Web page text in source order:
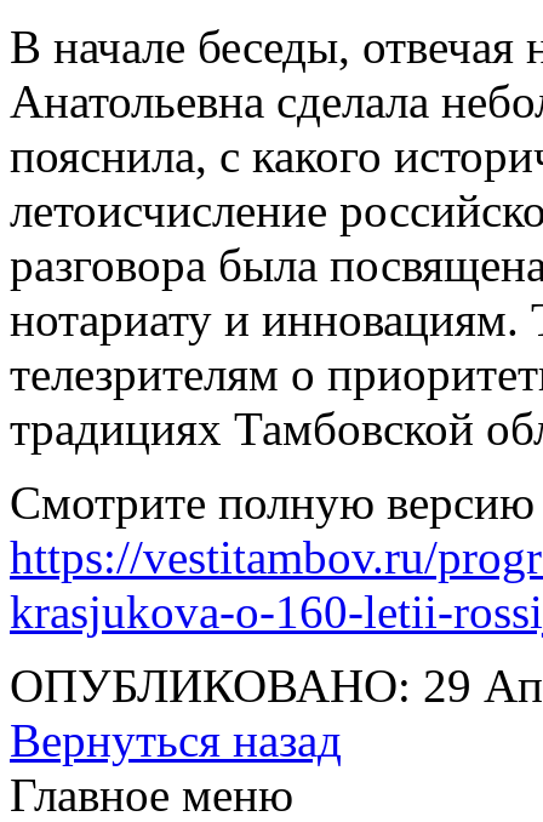
В начале беседы,
Анатольевна сделала
пояснила, с какого
летоисчисление
разговора была
нотариату и инновациям.
телезрителям о
традициях Тамбовской
Смотрите полную
https://vestitambov.ru/
krasjukova-o-160-letii-
ОПУБЛИКОВАНО: 29
Вернуться назад
Главное меню